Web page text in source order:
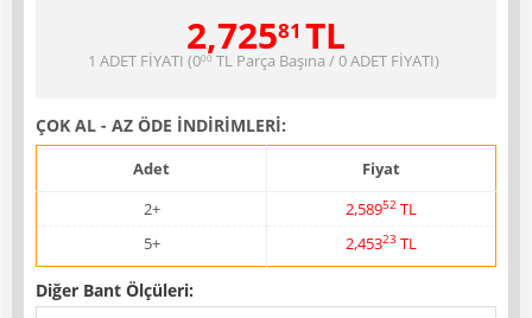
2,72581 TL
1 ADET FİYATI (000TLParça Başına / 0 ADET FİYATI)
ÇOK AL - AZ ÖDE İNDİRİMLERİ:
Adet
Fiyat
2+
2,58952 TL
5+
2,45323 TL
Diğer Bant Ölçüleri: